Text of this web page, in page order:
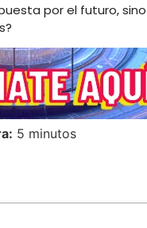
por el futuro,
5 minutos